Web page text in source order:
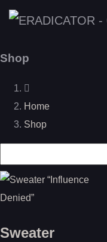
Shop
Home
Shop
Sweater